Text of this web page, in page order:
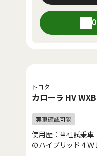
トヨタ
カローラ HV WXB
使用歴：当社試乗車
のハイブリッド４Ｗ